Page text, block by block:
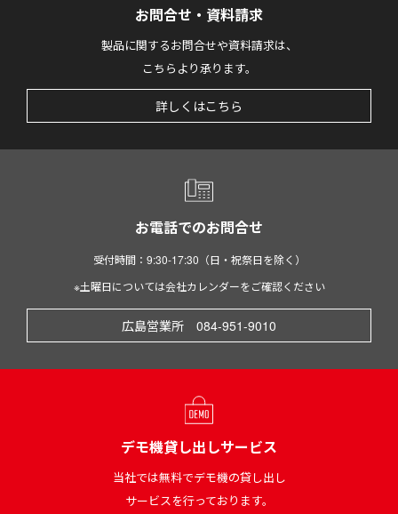
お問合せ・資料請求
製品に関するお問合せや資料請求は、
こちらより承ります。
詳しくはこちら
お電話でのお問合せ
受付時間：9:30-17:30（日・祝祭日を除く）
※土曜日については会社カレンダーをご確認ください
広島営業所 084-951-9010
デモ機貸し出しサービス
当社では無料でデモ機の貸し出し
サービスを行っております。